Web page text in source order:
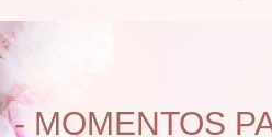
- MOMENTOS